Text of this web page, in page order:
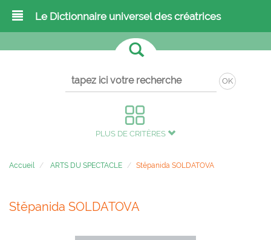
Le Dictionnaire universel des créatrices
OK
PLUS DE CRITÈRES
Accueil ARTS DU SPECTACLE Stěpanida SOLDATOVA
Stěpanida SOLDATOVA